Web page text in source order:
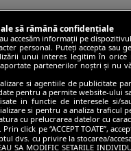
să rămână confidențiale
accesăm informații pe
personal. Puteți accepta sau
unui interes legitim în
partenerilor noștri și nu
si agentiile de publicitate
pentru a permite website-ului
in functie de interesele si/
si pentru a analiza traficul
cu prelucrarea datelor cu
. Prin click pe “ACCEPT TOATE”,
dvs. cu privire la stocarea/
SA MODIFIC SETARILE